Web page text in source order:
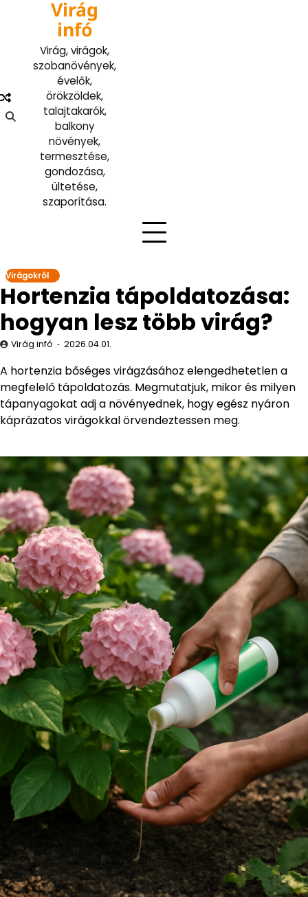
Virág
infó
Virág, virágok,
szobanövények,
évelők,
örökzöldek,
talajtakarók,
balkony
növények,
termesztése,
gondozása,
ültetése,
szaporítása.
Virágokról
Hortenzia tápoldatozása:
hogyan lesz több virág?
Virág infó 2026.04.01.
A hortenzia bőséges virágzásához elengedhetetlen a
megfelelő tápoldatozás. Megmutatjuk, mikor és milyen
tápanyagokat adj a növényednek, hogy egész nyáron
káprázatos virágokkal örvendeztessen meg.